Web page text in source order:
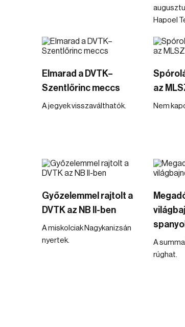
Hapoel
Elmarad a DVTK–
Szentlőrinc meccs
A jegyek visszaválthatók.
az
Nem
Győzelemmel rajtolt a
DVTK az NB II-ben
A miskolciak Nagykanizsán
nyertek.
A
rúghat.